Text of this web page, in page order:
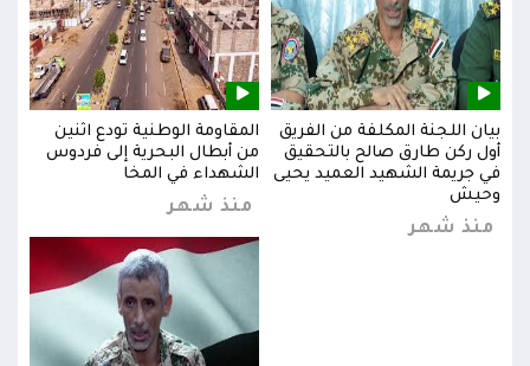
بيان اللجنة المكلفة من الفريق
أول ركن طارق صالح بالتحقيق
في جريمة الشهيد العميد يحيى
وحيش
منذ شهر
المقاومة الوطنية تودع اثنين
من أبطال البحرية إلى فردوس
الشهداء في المخا
منذ شهر